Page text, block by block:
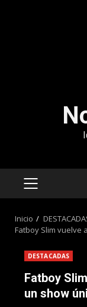
MENÚ
Inicio
Fatboy Slim vuelve
DESTACADAS
Fatboy
un show